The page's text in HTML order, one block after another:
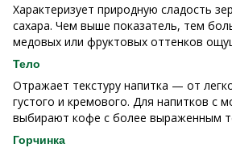
Характеризует природную сладость
сахара. Чем выше показатель, тем
медовых или фруктовых оттенков
Тело
Отражает текстуру напитка — от
густого и кремового. Для напитков с
выбирают кофе с более выраженным
Горчинка